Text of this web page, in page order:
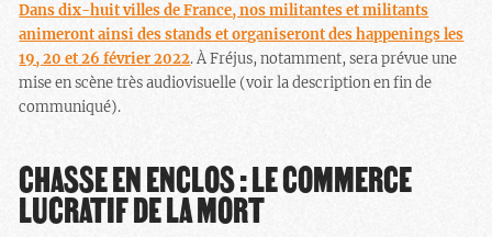
Dans dix-huit villes de France, nos militantes et militants
animeront ainsi des stands et organiseront des happenings les
19, 20 et 26 février 2022. À Fréjus, notamment, sera prévue une
mise en scène très audiovisuelle (voir la description en fin de
communiqué).
CHASSE EN ENCLOS : LE COMMERCE
LUCRATIF DE LA MORT